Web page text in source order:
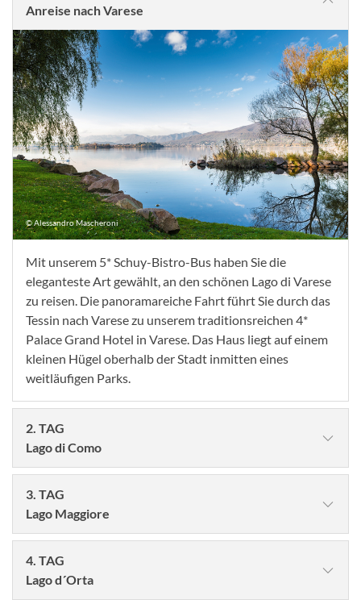
Anreise nach Varese
© Alessandro Mascheroni
Mit unserem 5* Schuy-Bistro-Bus haben Sie die
eleganteste Art gewählt, an den schönen Lago di Varese
zu reisen. Die panoramareiche Fahrt führt Sie durch das
Tessin nach Varese zu unserem traditionsreichen 4*
Palace Grand Hotel in Varese. Das Haus liegt auf einem
kleinen Hügel oberhalb der Stadt inmitten eines
weitläufigen Parks.
2. TAG
Lago di Como
3. TAG
Lago Maggiore
4. TAG
Lago d´Orta